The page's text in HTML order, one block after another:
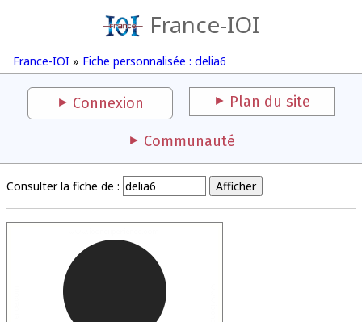
France-IOI
France-IOI » Fiche personnalisée : delia6
Connexion Plan du site
Communauté
Consulter la fiche de :